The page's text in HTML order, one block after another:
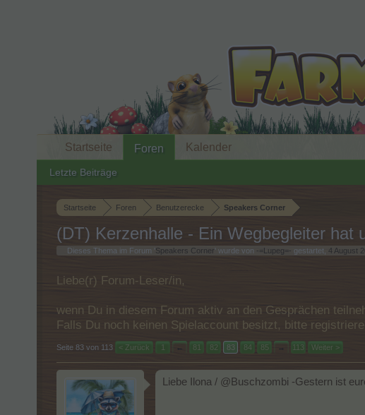
Startseite Foren Benutzerecke Speakers Corner
(DT) Kerzenhalle - Ein Wegbegleiter hat
Dieses Thema im Forum ' Speakers Corner ' wurde von -=Lupeg=- gestartet, 4 August
Liebe(r) Forum-Leser/in,
wenn Du in diesem Forum aktiv an den Gesprächen
Falls Du noch keinen Spielaccount besitzt, bitte
Seite 83 von 113 < Zurück 1 ← 81 82 83 84 85 → 113 Weiter >
Liebe Ilona / @Buschzombi -Gestern ist
Startseite Foren
Letzte Beiträge
Kalender